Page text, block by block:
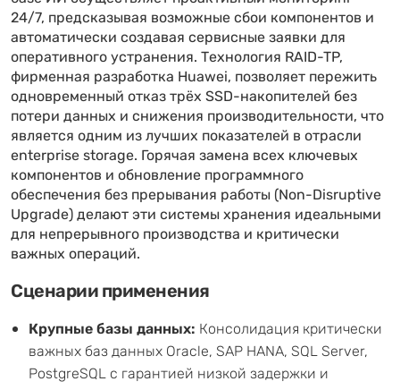
24/7, предсказывая возможные сбои компонентов и
автоматически создавая сервисные заявки для
оперативного устранения. Технология RAID-TP,
фирменная разработка Huawei, позволяет пережить
одновременный отказ трёх SSD-накопителей без
потери данных и снижения производительности, что
является одним из лучших показателей в отрасли
enterprise storage. Горячая замена всех ключевых
компонентов и обновление программного
обеспечения без прерывания работы (Non-Disruptive
Upgrade) делают эти системы хранения идеальными
для непрерывного производства и критически
важных операций.
Сценарии применения
Крупные базы данных: Консолидация критически
важных баз данных Oracle, SAP HANA, SQL Server,
PostgreSQL с гарантией низкой задержки и